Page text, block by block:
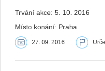
Trvání akce: 5. 10. 2016
Místo konání: Praha
27. 09. 2016